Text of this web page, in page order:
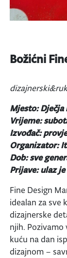
Božićni
Mjesto: Dječja
Vrijeme:
Izvođač:
Organizator:
Dob: sve
Prijave: ulaz
Fine Design
idealan za sve
dizajnerske
njih. Pozivamo
kuću na dan
dizajnom –